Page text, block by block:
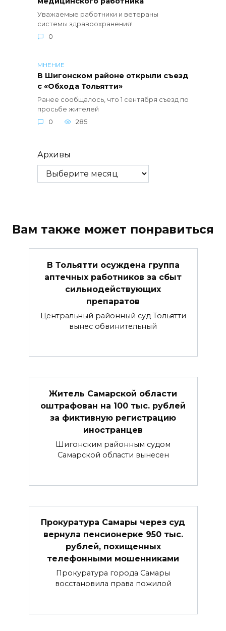
Уважаемые работники и ветераны
системы здравоохранения!
0
МНЕНИЕ
В Шигонском районе открыли съезд
с «Обхода Тольятти»
Ранее сообщалось, что 1 сентября съезд по
просьбе жителей
0
285
Архивы
Вам также может понравиться
В Тольятти осуждена группа
аптечных работников за сбыт
сильнодействующих
препаратов
Центральный районный суд Тольятти
вынес обвинительный
Житель Самарской области
оштрафован на 100 тыс. рублей
за фиктивную регистрацию
иностранцев
Шигонским районным судом
Самарской области вынесен
Прокуратура Самары через суд
вернула пенсионерке 950 тыс.
рублей, похищенных
телефонными мошенниками
Прокуратура города Самары
восстановила права пожилой